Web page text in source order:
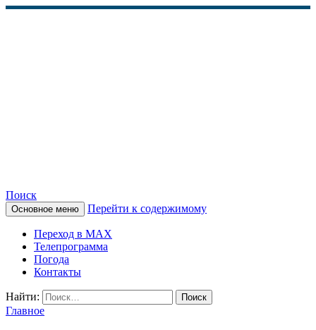
КАМЧАТСКОЕ
ИНФОРМАЦИОННОЕ
АГЕНТСТВО (КИА
«ВЕСТИ»)
Поиск
Основное меню Перейти к содержимому
Переход в MAX
Телепрограмма
Погода
Контакты
Найти:
Главное